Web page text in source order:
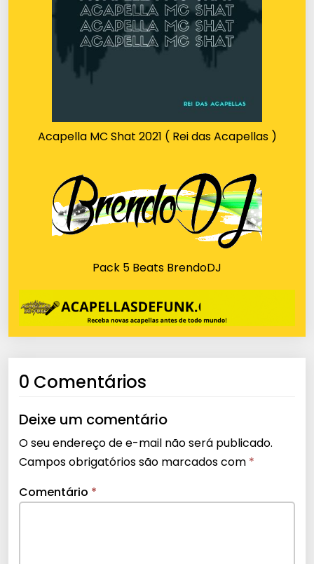
Acapella MC Shat 2021 ( Rei das Acapellas )
Pack 5 Beats BrendoDJ
0 Comentários
Deixe um comentário
O seu endereço de e-mail não será publicado.
Campos obrigatórios são marcados com *
Comentário *